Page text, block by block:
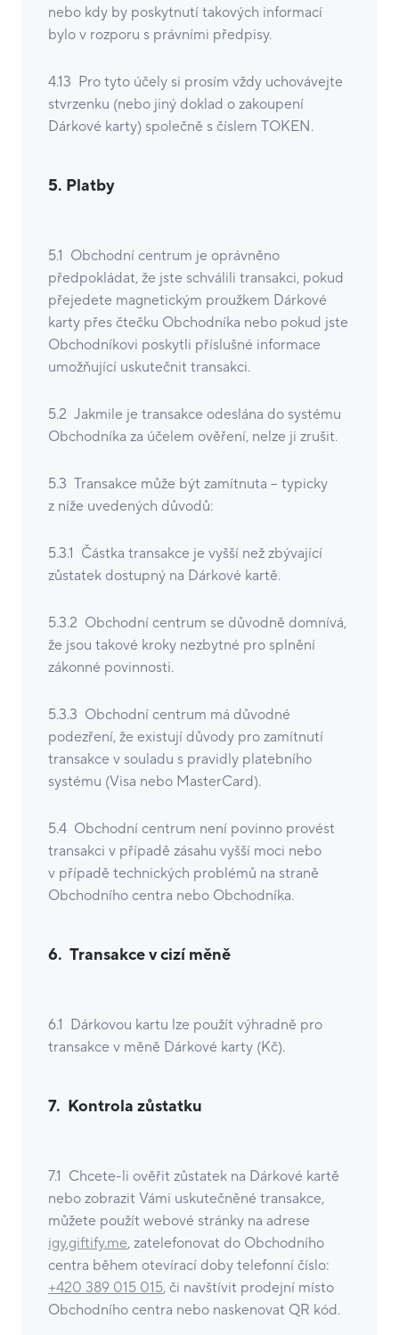
nebo kdy by poskytnutí takových informací
bylo v rozporu s právními předpisy.
4.13 Pro tyto účely si prosím vždy uchovávejte
stvrzenku (nebo jiný doklad o zakoupení
Dárkové karty) společně s číslem TOKEN.
5. Platby
5.1 Obchodní centrum je oprávněno
předpokládat, že jste schválili transakci, pokud
přejedete magnetickým proužkem Dárkové
karty přes čtečku Obchodníka nebo pokud jste
Obchodníkovi poskytli příslušné informace
umožňující uskutečnit transakci.
5.2 Jakmile je transakce odeslána do systému
Obchodníka za účelem ověření, nelze ji zrušit.
5.3 Transakce může být zamítnuta – typicky
z níže uvedených důvodů:
5.3.1 Částka transakce je vyšší než zbývající
zůstatek dostupný na Dárkové kartě.
5.3.2 Obchodní centrum se důvodně domnívá,
že jsou takové kroky nezbytné pro splnění
zákonné povinnosti.
5.3.3 Obchodní centrum má důvodné
podezření, že existují důvody pro zamítnutí
transakce v souladu s pravidly platebního
systému (Visa nebo MasterCard).
5.4 Obchodní centrum není povinno provést
transakci v případě zásahu vyšší moci nebo
v případě technických problémů na straně
Obchodního centra nebo Obchodníka.
6. Transakce v cizí měně
6.1 Dárkovou kartu lze použít výhradně pro
transakce v měně Dárkové karty (Kč).
7. Kontrola zůstatku
7.1 Chcete-li ověřit zůstatek na Dárkové kartě
nebo zobrazit Vámi uskutečněné transakce,
můžete použít webové stránky na adrese
igy.giftify.me, zatelefonovat do Obchodního
centra během otevírací doby telefonní číslo:
+420 389 015 015, či navštívit prodejní místo
Obchodního centra nebo naskenovat QR kód.